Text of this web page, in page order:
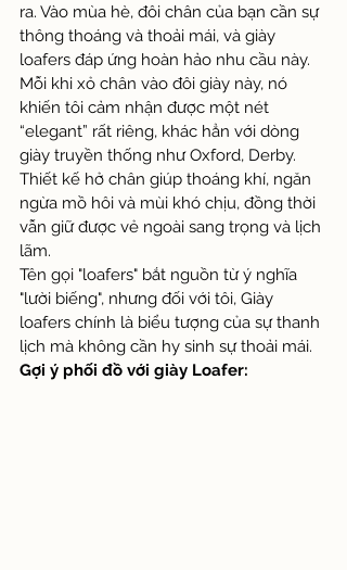
ra. Vào mùa hè, đôi chân của bạn cần sự
thông thoáng và thoải mái, và giày
loafers đáp ứng hoàn hảo nhu cầu này.
Mỗi khi xỏ chân vào đôi giày này, nó
khiến tôi cảm nhận được một nét
“elegant” rất riêng, khác hẳn với dòng
giày truyền thống như Oxford, Derby.
Thiết kế hở chân giúp thoáng khí, ngăn
ngừa mồ hôi và mùi khó chịu, đồng thời
vẫn giữ được vẻ ngoài sang trọng và lịch
lãm.
Tên gọi "loafers" bắt nguồn từ ý nghĩa
"lười biếng", nhưng đối với tôi, Giày
loafers chính là biểu tượng của sự thanh
lịch mà không cần hy sinh sự thoải mái.
Gợi ý phối đồ với giày Loafer: